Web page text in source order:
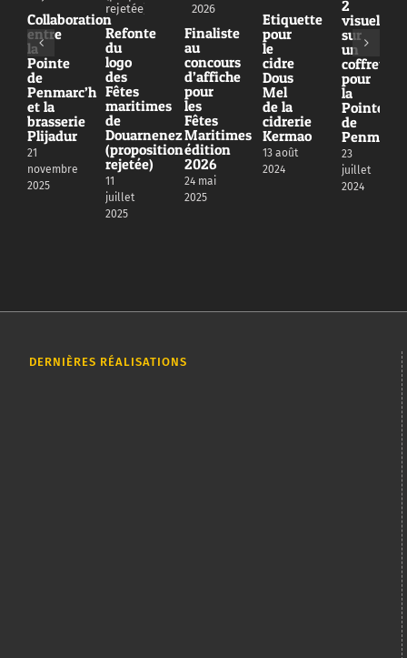
Collaboration
entre
la
Pointe
de
Penmarc’h
et la
brasserie
Plijadur
21
novembre
2025
Refonte
du
logo
des
Fêtes
maritimes
de
Douarnenez
(proposition
rejetée)
11
juillet
2025
Finaliste
au
concours
d’affiche
pour
les
Fêtes
Maritimes
édition
2026
24 mai
2025
Etiquette
pour
le
cidre
Dous
Mel
de la
cidrerie
Kermao
13 août
2024
2
visuels
sur
un
coffret
pour
la
Pointe
de
23
juillet
2024
DERNIÈRES RÉALISATIONS